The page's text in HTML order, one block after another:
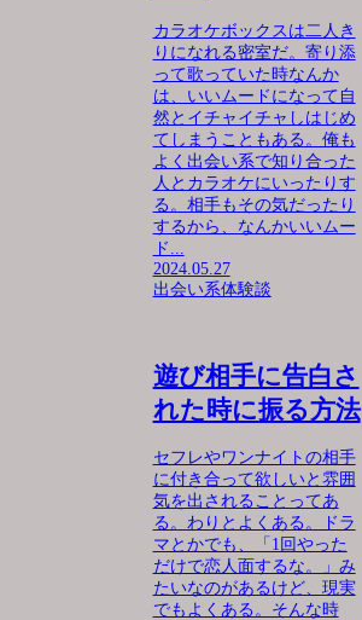
カラオケボックスは二人き
りになれる密室だ。寄り添
って歌っていた時なんか
は、いいムードになって自
然とイチャイチャしはじめ
てしまうこともある。俺も
よく出会い系で知り合った
人とカラオケにいったりす
る。相手もその気だったり
するから、なんかいいムー
ド...
2024.05.27
出会い系体験談
遊び相手に告白さ
れた時に振る方法
セフレやワンナイトの相手
に付き合って欲しいと雰囲
気を出されることってあ
る。わりとよくある。ドラ
マとかでも、「1回やった
だけで恋人面するな。」み
たいなのがあるけど、現実
でもよくある。そんな時